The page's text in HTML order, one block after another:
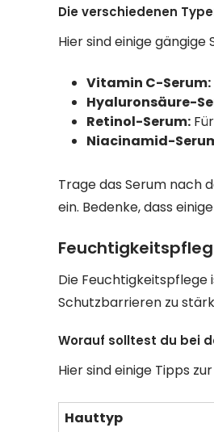
Die verschiedenen
Hier sind einige
Vitamin C-Serum:
Hyaluronsäure-
Retinol-Serum:
Niacinamid-
Trage das Serum nach
ein. Bedenke, dass
Die Feuchtigkeitspflege
Schutzbarrieren zu
Worauf solltest du bei
Hier sind einige Tipps
Hauttyp